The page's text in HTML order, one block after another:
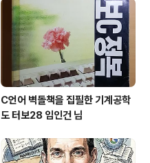
C언어 벽돌책을 집필한 기계공학
도 터보28 임인건 님